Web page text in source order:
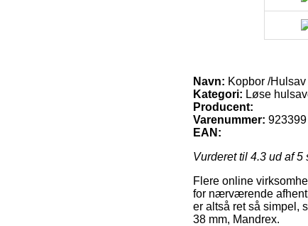
Navn: Kopbor /
Kategori: Løse
Producent:
Varenummer: 923399
EAN:
Vurderet til 4.3 ud af 5
Flere online
for nærværende
er altså ret så simpel,
38 mm, Mandrex.